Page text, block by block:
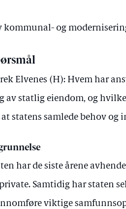
kommunal- og
Elvenes (H): Hvem har
av statlig eiendom, og
statens samlede behov og
har de siste årene
Samtidig har staten
viktige